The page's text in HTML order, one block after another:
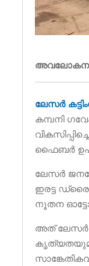
ലേസർ
കമ്പനി
ഫൈബർ
ലേസർ
ഇരട്ട
നൂതന
അത് ലേസർ